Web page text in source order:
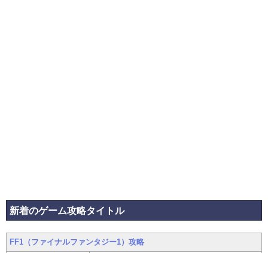
新着のゲーム攻略タイトル
FF1（ファイナルファンタジー1）攻略